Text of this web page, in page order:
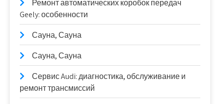
Ремонт автоматических коробок передач
Geely: особенности
Сауна, Сауна
Сауна, Сауна
Сервис Audi: диагностика, обслуживание и
ремонт трансмиссий